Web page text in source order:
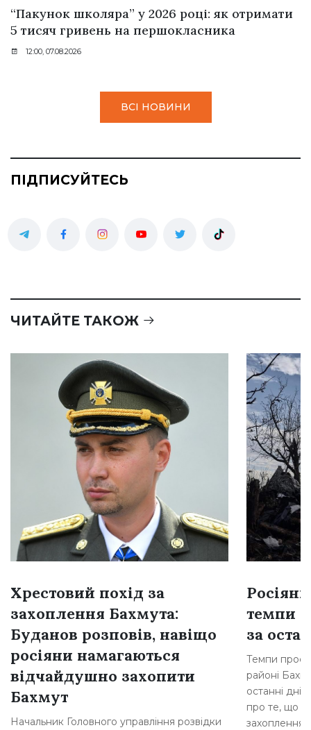
“Пакунок школяра” у 2026 році: як отримати
5 тисяч гривень на першокласника
12:00, 07.08.2026
ВСІ НОВИНИ
ПІДПИСУЙТЕСЬ
ЧИТАЙТЕ ТАКОЖ
Хрестовий похід за
захоплення Бахмута:
Буданов розповів, навіщо
росіяни намагаються
відчайдушно захопити
Бахмут
Начальник Головного управління розвідки
темпи
за
Темпи
районі
останні
про те, що
захоплення